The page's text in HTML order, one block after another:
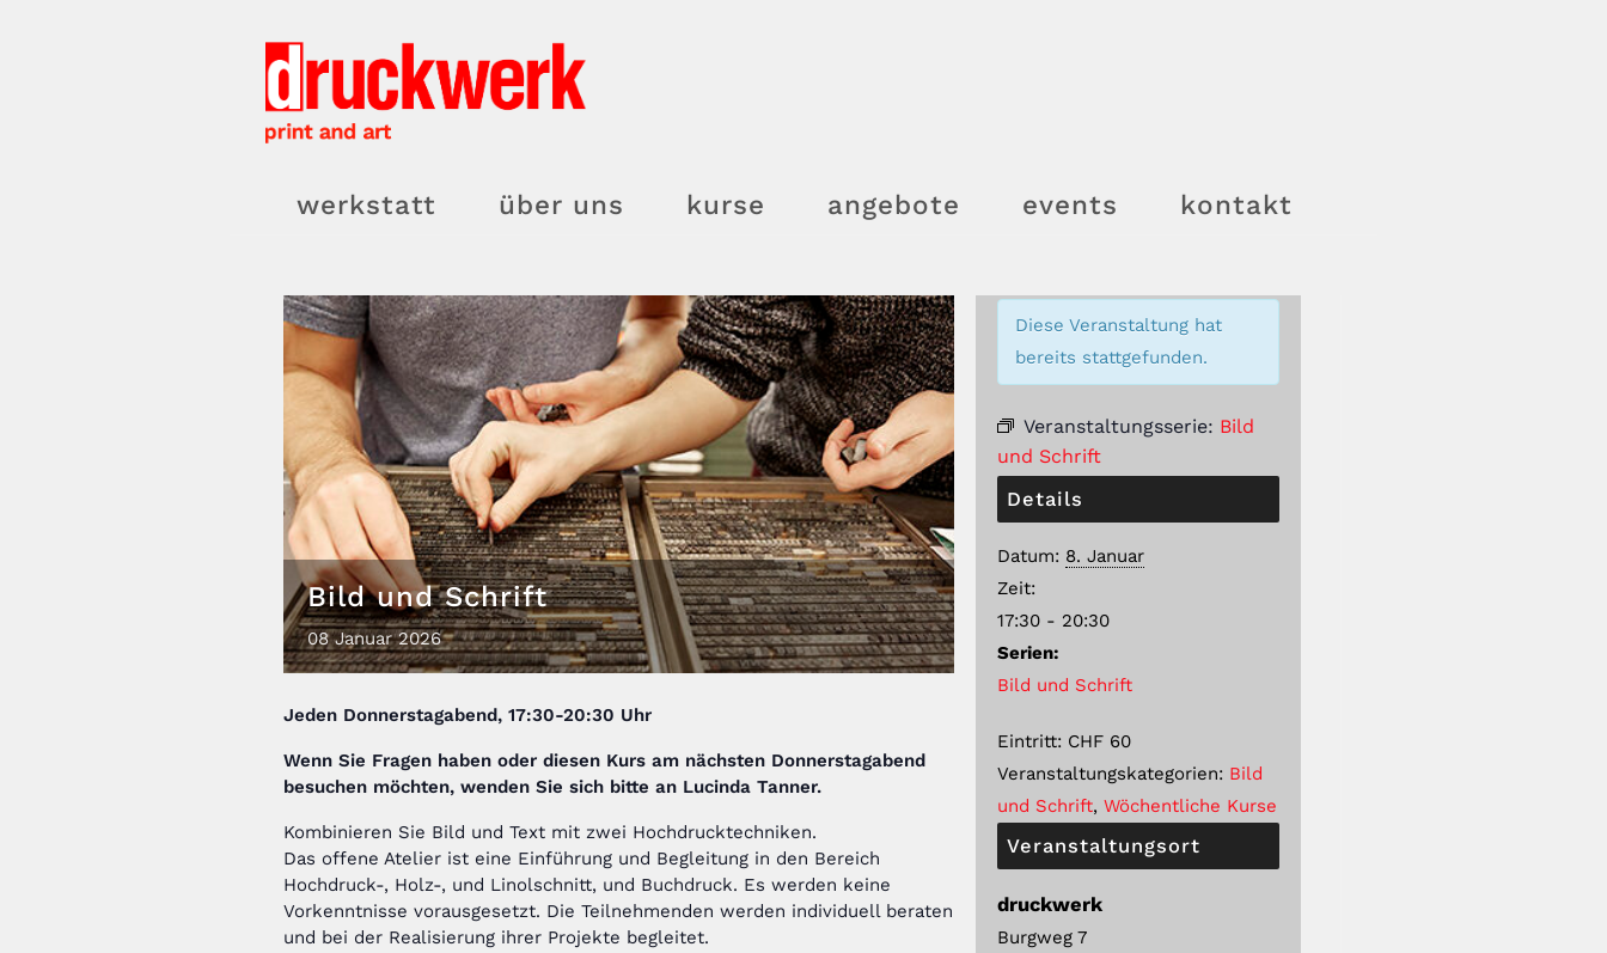
werkstatt über uns kurse angebote events kontakt
Bild und Schrift
08 Januar 2026
Jeden Donnerstagabend, 17:30-20:30 Uhr
Wenn Sie Fragen haben oder diesen Kurs am nächsten Donnerstagabend
besuchen möchten, wenden Sie sich bitte an Lucinda Tanner.
Kombinieren Sie Bild und Text mit zwei Hochdrucktechniken.
Das offene Atelier ist eine Einführung und Begleitung in den Bereich
Hochdruck-, Holz-, und Linolschnitt, und Buchdruck. Es werden keine
Vorkenntnisse vorausgesetzt. Die Teilnehmenden werden individuell beraten
und bei der Realisierung ihrer Projekte begleitet.
Diese Veranstaltung hat
bereits stattgefunden.
Veranstaltungsserie: Bild
und Schrift
Details
Datum: 8. Januar
Zeit:
17:30 - 20:30
Serien:
Bild und Schrift
Eintritt: CHF 60
Veranstaltungskategorien: Bild
und Schrift,Wöchentliche Kurse
Veranstaltungsort
druckwerk
Burgweg 7